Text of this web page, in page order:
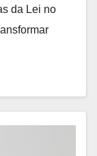
da Lei no